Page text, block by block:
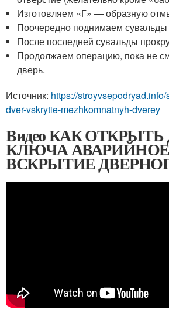
Изготовляем «Г» — образную
Поочередно поднимаем
После последней сувальды
Продолжаем операцию, пока не
дверь.
Источник: https://
dver-vskrytie-mezhkomnatnyh-dverey
Видео КАК ОТКРЫТЬ
КЛЮЧА АВАРИЙНОЕ
ВСКРЫТИЕ